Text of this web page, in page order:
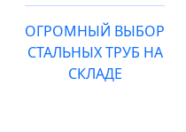
ОГРОМНЫЙ ВЫБОР
СТАЛЬНЫХ ТРУБ НА
СКЛАДЕ